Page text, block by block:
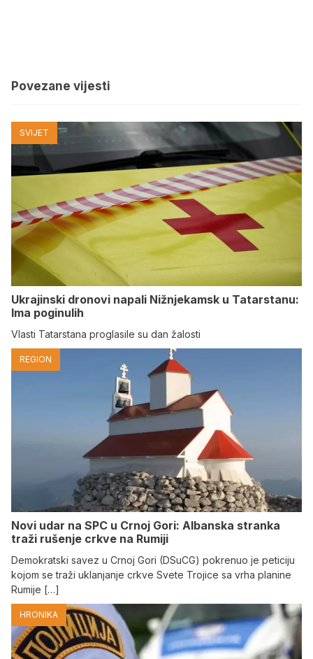
Povezane vijesti
SVIJET
Ukrajinski dronovi napali Nižnjekamsk u Tatarstanu:
Ima poginulih
Vlasti Tatarstana proglasile su dan žalosti
REGION
Novi udar na SPC u Crnoj Gori: Albanska stranka
traži rušenje crkve na Rumiji
Demokratski savez u Crnoj Gori (DSuCG) pokrenuo je peticiju
kojom se traži uklanjanje crkve Svete Trojice sa vrha planine
Rumije […]
HRONIKA